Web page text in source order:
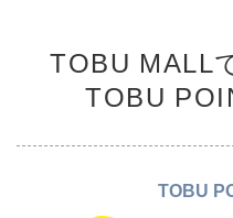
TOBU MALL
TOBU
TOBU